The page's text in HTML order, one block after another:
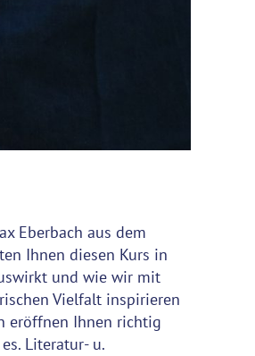
Eberbach aus dem
Ihnen diesen Kurs in
und wie wir mit
Vielfalt inspirieren
eröffnen Ihnen richtig
Literatur- u.